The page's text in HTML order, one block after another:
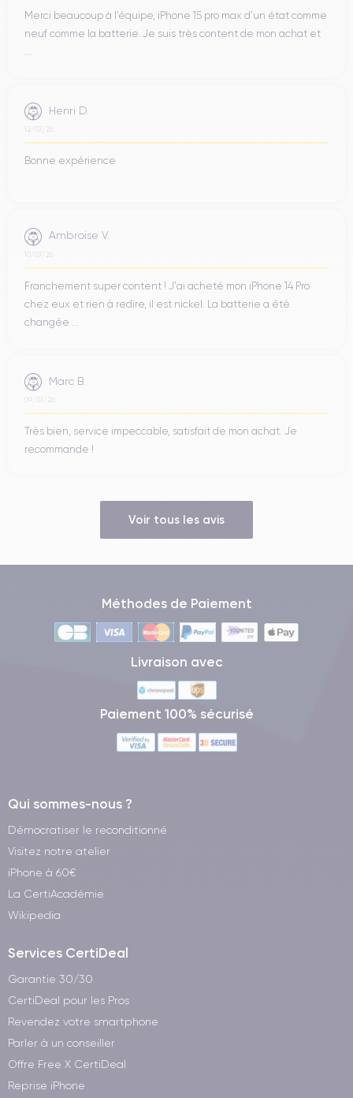
Merci beaucoup à l’équipe, iPhone 15 pro max d’un état comme
neuf comme la batterie. Je suis très content de mon achat et
Henri D.
12/07/26
Bonne expérience
Ambroise V.
10/07/26
Franchement super content ! J'ai acheté mon iPhone 14 Pro
chez eux et rien à redire, il est nickel. La batterie a été
changée ...
Marc B.
09/07/26
Très bien, service impeccable, satisfait de mon achat. Je
recommande !
Voir tous les avis
Méthodes de Paiement
Livraison avec
Paiement 100% sécurisé
Qui sommes-nous ?
Démocratiser le reconditionné
Visitez notre atelier
iPhone à 60€
La CertiAcadémie
Wikipedia
Services CertiDeal
Garantie 30/30
CertiDeal pour les Pros
Revendez votre smartphone
Parler à un conseiller
Offre Free X CertiDeal
Reprise iPhone